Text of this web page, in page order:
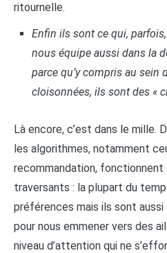
ritournelle.
Enfin ils sont ce qui,
nous équipe aussi dans la
parce qu’y compris au sein
cloisonnées, ils sont des «
Là encore, c’est dans le mille.
les algorithmes, notamment
recommandation,
traversants : la plupart du
préférences mais ils sont
pour nous emmener vers des
niveau d’attention qui ne